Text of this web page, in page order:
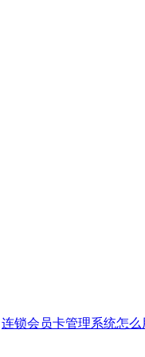
连锁会员卡管理系统怎么